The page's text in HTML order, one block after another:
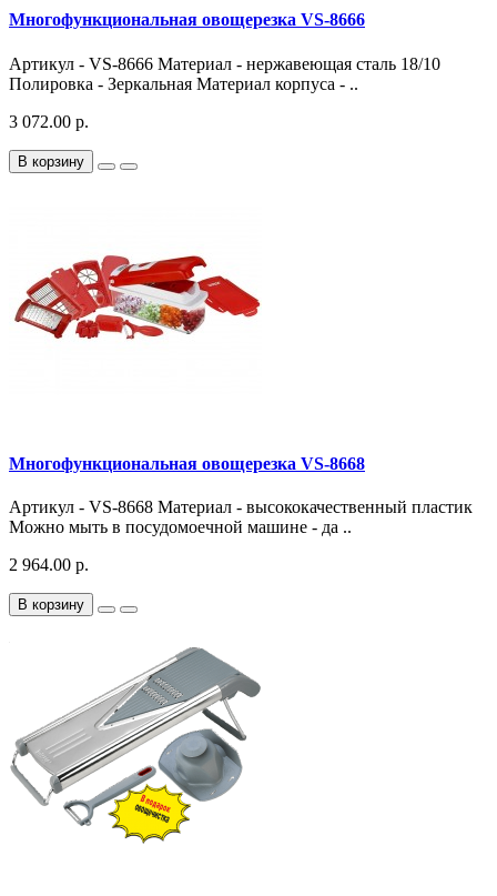
Многофункциональная овощерезка VS-8666
Артикул - VS-8666 Материал - нержавеющая сталь 18/10
Полировка - Зеркальная Материал корпуса - ..
3 072.00 р.
В корзину
Многофункциональная овощерезка VS-8668
Артикул - VS-8668 Материал - высококачественный пластик
Можно мыть в посудомоечной машине - да ..
2 964.00 р.
В корзину